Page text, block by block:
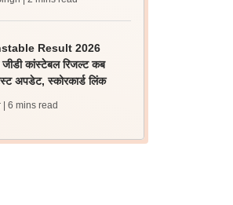
Result 2026
कांस्टेबल रिजल्ट कब
अपडेट, स्कोरकार्ड लिंक
| 6 mins read